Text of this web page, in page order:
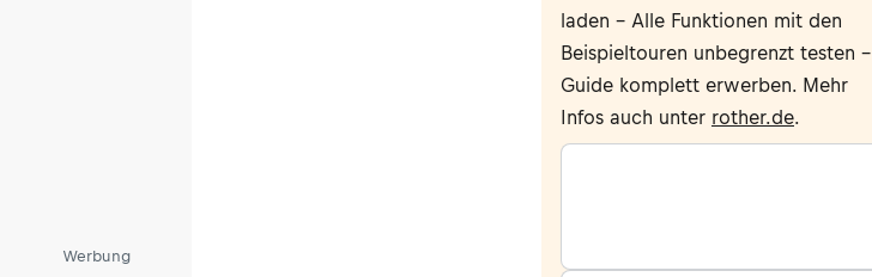
Werbung
laden – Alle Funktionen mit den
Beispieltouren unbegrenzt testen –
Guide komplett erwerben. Mehr
Infos auch unter rother.de.